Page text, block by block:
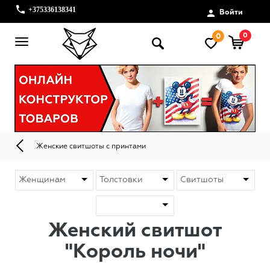
+375336138341 Войти
0 0
Женские свитшоты с принтами
Женский свитшот
"Король ночи"